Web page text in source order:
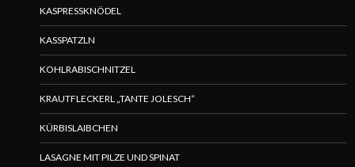
KASPRESSKNÖDEL
KASSPATZLN
KOHLRABISCHNITZEL
KRAUTFLECKERL „TANTE JOLESCH“
KÜRBISLAIBCHEN
LASAGNE MIT PILZE UND SPINAT